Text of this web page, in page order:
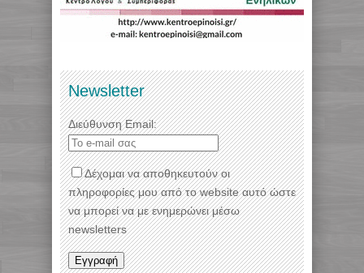
Newsletter
Διεύθυνση Email:
Δέχομαι να αποθηκευτούν οι
πληροφορίες μου από το website αυτό ώστε
να μπορεί να με ενημερώνει μέσω
newsletters